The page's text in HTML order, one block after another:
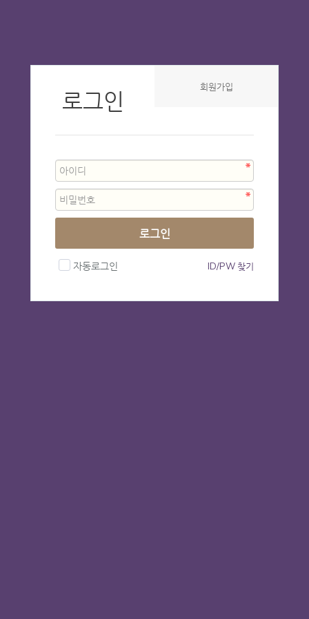
로그인 회원가입
로그인
자동로그인 ID/PW 찾기